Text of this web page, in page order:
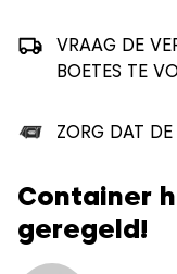
VRAAG DE
BOETES TE
ZORG DAT
Container
geregeld!